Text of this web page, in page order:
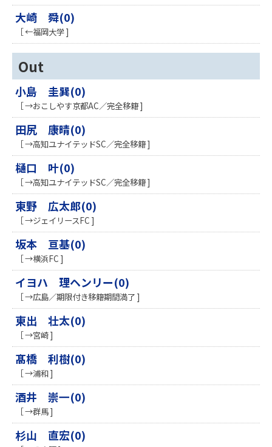
大崎 舜(0)
［ ←福岡大学 ]
Out
小島 圭巽(0)
［ →おこしやす京都AC／完全移籍 ]
田尻 康晴(0)
［ →高知ユナイテッドSC／完全移籍 ]
樋口 叶(0)
［ →高知ユナイテッドSC／完全移籍 ]
東野 広太郎(0)
［ →ジェイリースFC ]
坂本 亘基(0)
［ →横浜FC ]
イヨハ 理ヘンリー(0)
［ →広島／期限付き移籍期間満了 ]
東出 壮太(0)
［ →宮崎 ]
髙橋 利樹(0)
［ →浦和 ]
酒井 崇一(0)
［ →群馬 ]
杉山 直宏(0)